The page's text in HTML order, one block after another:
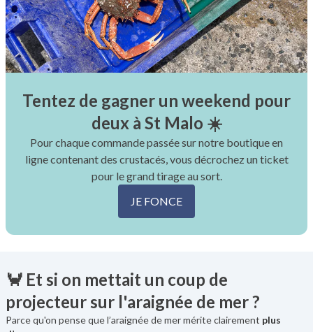
Tentez de gagner un weekend pour
deux à St Malo ☀️
Pour chaque commande passée sur notre boutique en
ligne contenant des crustacés, vous décrochez un ticket
pour le grand tirage au sort.
JE FONCE
🦀 Et si on mettait un coup de
projecteur sur l'araignée de mer ?
Parce qu'on pense que l’araignée de mer mérite clairement plus